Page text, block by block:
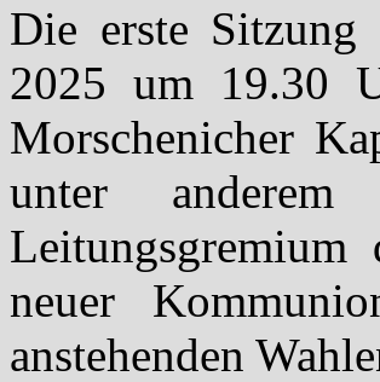
Die erste Sitzung
2025 um 19.30
Morschenicher
unter
Leitungsgremium
neuer
anstehenden